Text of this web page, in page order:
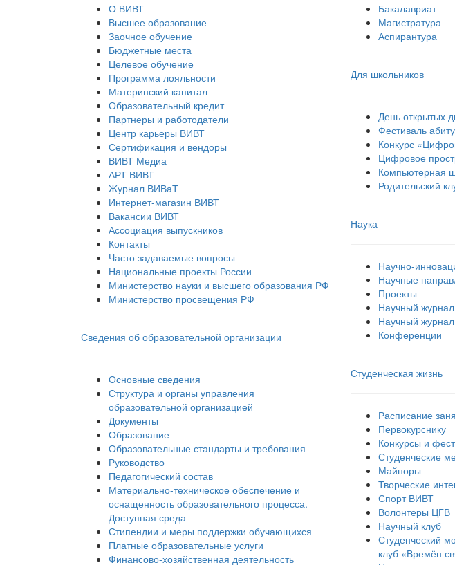
О ВИВТ
Высшее образование
Заочное обучение
Бюджетные места
Целевое обучение
Программа лояльности
Материнский капитал
Образовательный кредит
Партнеры и работодатели
Центр карьеры ВИВТ
Сертификация и вендоры
ВИВТ Медиа
АРТ ВИВТ
Журнал ВИВаТ
Интернет-магазин ВИВТ
Вакансии ВИВТ
Ассоциация выпускников
Контакты
Часто задаваемые вопросы
Национальные проекты России
Министерство науки и высшего образования РФ
Министерство просвещения РФ
Сведения об образовательной организации
Основные сведения
Структура и органы управления
образовательной организацией
Документы
Образование
Образовательные стандарты и требования
Руководство
Педагогический состав
Материально-техническое обеспечение и
оснащенность образовательного процесса.
Доступная среда
Стипендии и меры поддержки обучающихся
Платные образовательные услуги
Финансово-хозяйственная деятельность
Бакалавриат
Магистратура
Аспирантура
Для школьников
День открытых
Фестиваль
Конкурс
Цифровое
Компьютерная
Родительский
Наука
Научно-
Научные
Проекты
Научный
Научный
Конференции
Студенческая жизнь
Расписание
Первокурснику
Конкурсы и
Студенческие
Майноры
Творческие
Спорт ВИВТ
Волонтеры ЦГВ
Научный клуб
Студенческий
клуб «Времён